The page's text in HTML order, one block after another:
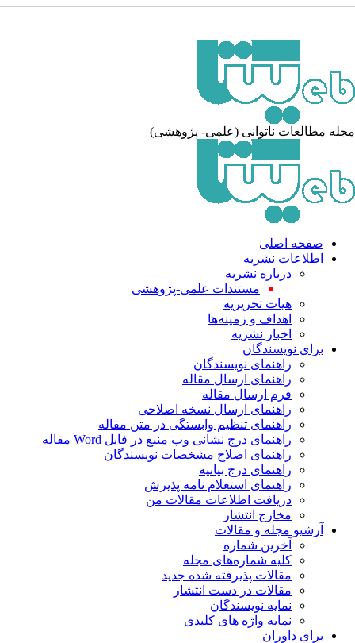
مجله مطالعات ناتوانی (علمی- پژوهشی)
صفحه اصلی
اطلاعات نشریه
درباره نشریه
مستندات علمی-پژوهشی
هیات تحریریه
اهداف و زمینه‌ها
اخبار نشریه
برای نویسندگان
راهنمای نویسندگان
راهنمای ارسال مقاله
فرم ارسال مقاله
راهنمای ارسال نسخه اصلاحی
راهنمای تنظیم وابستگی در متن مقاله
راهنمای درج نشانی وب منبع در فایل Word مقاله
راهنمای اصلاح مشخصات نویسندگان
راهنمای درج بیانیه
راهنمای استعلام نامه پذیرش
دریافت اطلاعات مقالات من
مخارج انتشار
آرشیو مجله و مقالات
آخرین شماره
کلیه شماره‌های مجله
مقالات پذیرفته شده جدید
مقالات در دست انتشار
نمایه نویسندگان
نمایه واژه های کلیدی
برای داوران